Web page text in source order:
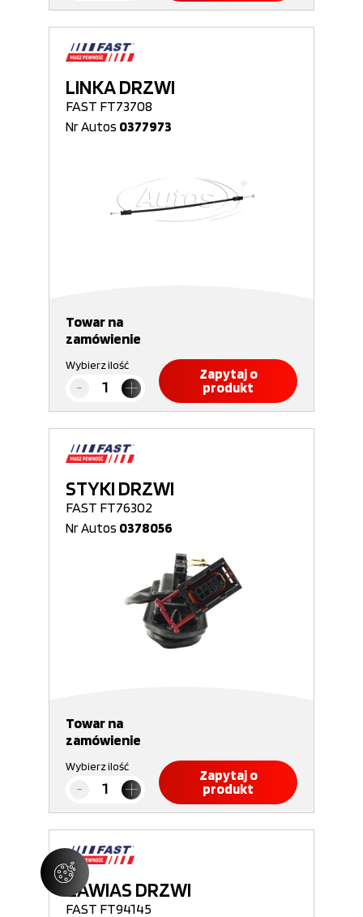
LINKA DRZWI
FAST FT73708
Nr Autos 0377973
Towar na
zamówienie
Wybierz ilość
Zapytaj o
produkt
STYKI DRZWI
FAST FT76302
Nr Autos 0378056
Towar na
zamówienie
Wybierz ilość
Zapytaj o
produkt
ZAWIAS DRZWI
FAST FT94145